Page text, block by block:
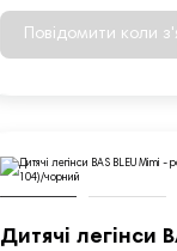
Повідомити коли
Дитячі легінси